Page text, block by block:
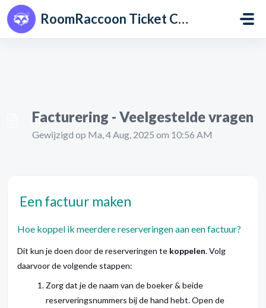
Doorgaan naar hoofdinhoud
RoomRaccoon Ticket Centre
Facturering - Veelgestelde vragen
Gewijzigd op Ma, 4 Aug, 2025 om 10:56 AM
Een factuur maken
Hoe koppel ik meerdere reserveringen aan een factuur?
Dit kun je doen door de reserveringen te koppelen. Volg
daarvoor de volgende stappen:
Zorg dat je de naam van de boeker & beide
reserveringsnummers bij de hand hebt. Open de